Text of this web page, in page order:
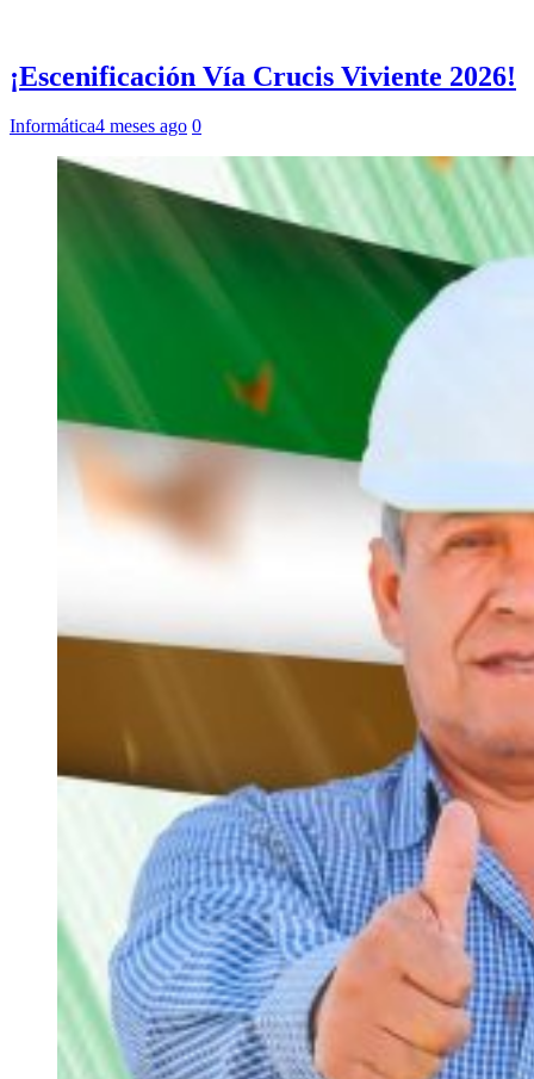
¡Escenificación Vía Crucis Viviente 2026!
Informática4 meses ago 0